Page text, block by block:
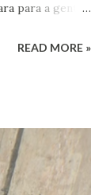
para a gente
significou
prisão, ela
uma
READ MORE »